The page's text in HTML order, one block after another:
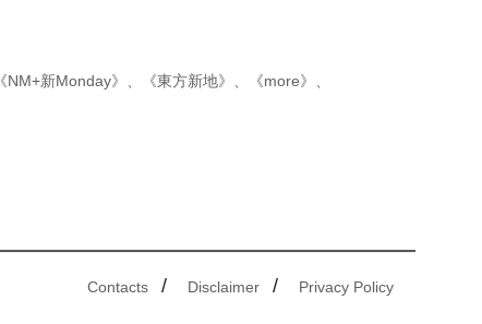
《NM+新Monday》 《東方新地》 《more》
Contacts / Disclaimer / Privacy Policy